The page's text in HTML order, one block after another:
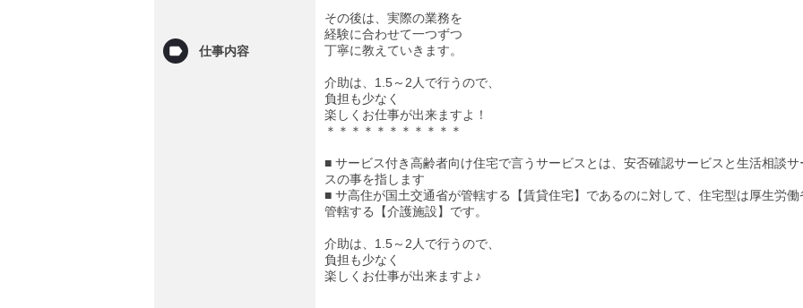
仕事内容
その後は、実際の業務を
経験に合わせて一つずつ
丁寧に教えていきます。
介助は、1.5～2人で行うので、
負担も少なく
楽しくお仕事が出来ますよ！
＊＊＊＊＊＊＊＊＊＊＊
■ サービス付き高齢者向け住宅で言うサービスとは、安否確認サービスと生活相談サ
スの事を指します
■ サ高住が国土交通省が管轄する【賃貸住宅】であるのに対して、住宅型は厚生労働
管轄する【介護施設】です。
介助は、1.5～2人で行うので、
負担も少なく
楽しくお仕事が出来ますよ♪